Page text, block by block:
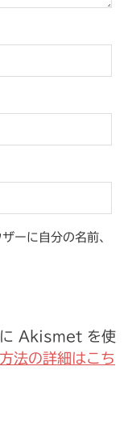
ーに自分の名前、
に Akismet を使
法の詳細はこち